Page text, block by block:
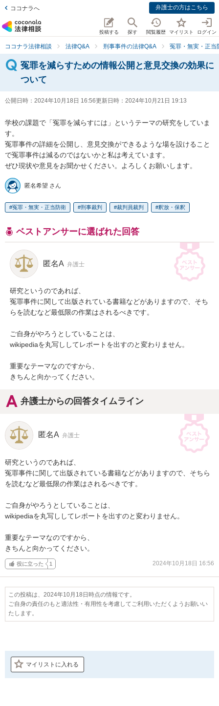
ココナラへ 弁護士の方はこちら
投稿する 探す 閲覧履歴 マイリスト ログイン
ココナラ法律相談 法律Q&A 刑事事件の法律Q&A 冤罪・無実・正当
冤罪を減らすための情報公開と意見交換の効果に
ついて
公開日時： 2024年10月18日 16:56更新日時： 2024年10月21日 19:13
学校の課題で「冤罪を減らすには」というテーマの研究をしていま
す。
冤罪事件の詳細を公開し、意見交換ができるような場を設けること
で冤罪事件は減るのではないかと私は考えています。
ぜひ現状や意見をお聞かせください。よろしくお願いします。
匿名希望 さん
冤罪・無実・正当防衛 刑事裁判 裁判員裁判 釈放・保釈
ベストアンサーに選ばれた回答
匿名A 弁護士
研究というのであれば、
冤罪事件に関して出版されている書籍などがありますので、そち
らを読むなど最低限の作業はされるべきです。
ご自身がやろうとしていることは、
wikipediaを丸写ししてレポートを出すのと変わりません。
重要なテーマなのですから、
きちんと向かってください。
弁護士からの回答タイムライン
匿名A 弁護士
研究というのであれば、
冤罪事件に関して出版されている書籍などがありますので、そちら
を読むなど最低限の作業はされるべきです。
ご自身がやろうとしていることは、
wikipediaを丸写ししてレポートを出すのと変わりません。
重要なテーマなのですから、
きちんと向かってください。
役に立った 1 2024年10月18日 16:56
この投稿は、2024年10月18日時点の情報です。
ご自身の責任のもと適法性・有用性を考慮してご利用いただくようお願いい
たします。
マイリストに入れる